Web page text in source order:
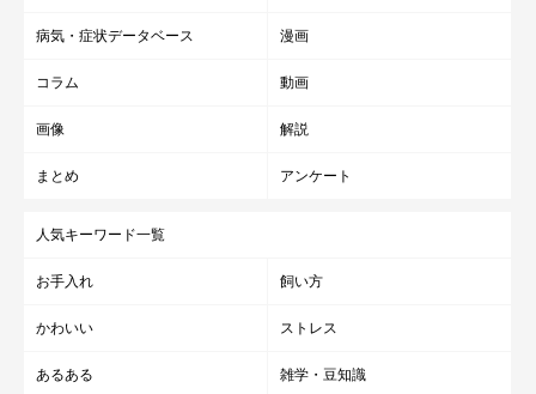
病気・症状データベース 漫画
コラム 動画
画像 解説
まとめ アンケート
人気キーワード一覧
お手入れ 飼い方
かわいい ストレス
あるある 雑学・豆知識